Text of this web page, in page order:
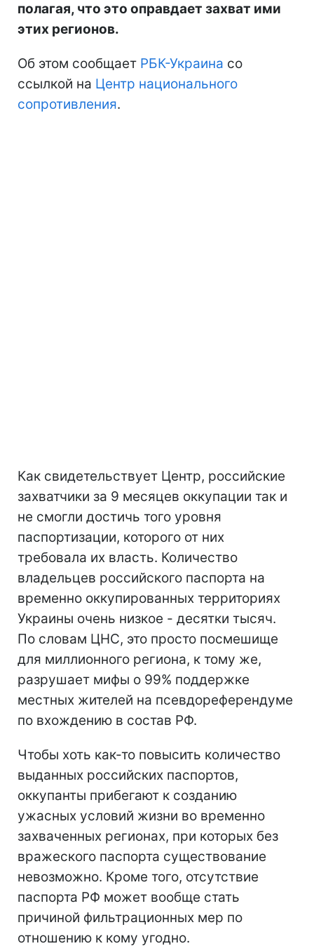
полагая, что это оправдает захват ими
этих регионов.
Об этом сообщает РБК-Украина со
ссылкой на Центр национального
сопротивления.
Как свидетельствует Центр, российские
захватчики за 9 месяцев оккупации так и
не смогли достичь того уровня
паспортизации, которого от них
требовала их власть. Количество
владельцев российского паспорта на
временно оккупированных территориях
Украины очень низкое - десятки тысяч.
По словам ЦНС, это просто посмешище
для миллионного региона, к тому же,
разрушает мифы о 99% поддержке
местных жителей на псевдореферендуме
по вхождению в состав РФ.
Чтобы хоть как-то повысить количество
выданных российских паспортов,
оккупанты прибегают к созданию
ужасных условий жизни во временно
захваченных регионах, при которых без
вражеского паспорта существование
невозможно. Кроме того, отсутствие
паспорта РФ может вообще стать
причиной фильтрационных мер по
отношению к кому угодно.